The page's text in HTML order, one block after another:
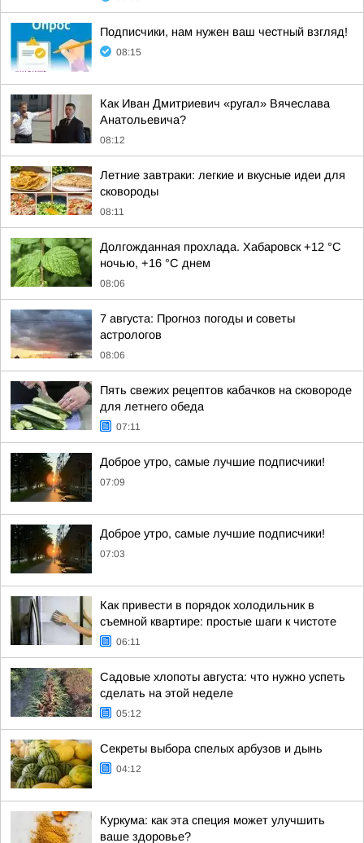
Подписчики, нам нужен ваш честный взгляд!
08:15
Как Иван Дмитриевич «ругал» Вячеслава
Анатольевича?
08:12
Летние завтраки: легкие и вкусные идеи для
сковороды
08:11
Долгожданная прохлада. Хабаровск +12 °C
ночью, +16 °C днем
08:06
7 августа: Прогноз погоды и советы
астрологов
08:06
Пять свежих рецептов кабачков на сковороде
для летнего обеда
07:11
Доброе утро, самые лучшие подписчики!
07:09
Доброе утро, самые лучшие подписчики!
07:03
Как привести в порядок холодильник в
съемной квартире: простые шаги к чистоте
06:11
Садовые хлопоты августа: что нужно успеть
сделать на этой неделе
05:12
Секреты выбора спелых арбузов и дынь
04:12
Куркума: как эта специя может улучшить
ваше здоровье?